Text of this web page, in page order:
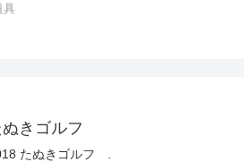
具
ぬきゴルフ
たぬきゴルフ .